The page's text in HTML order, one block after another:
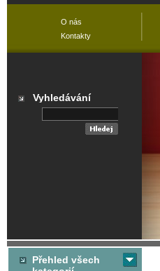
Přehled všech
O nás
Kontakty
Vyhledávání